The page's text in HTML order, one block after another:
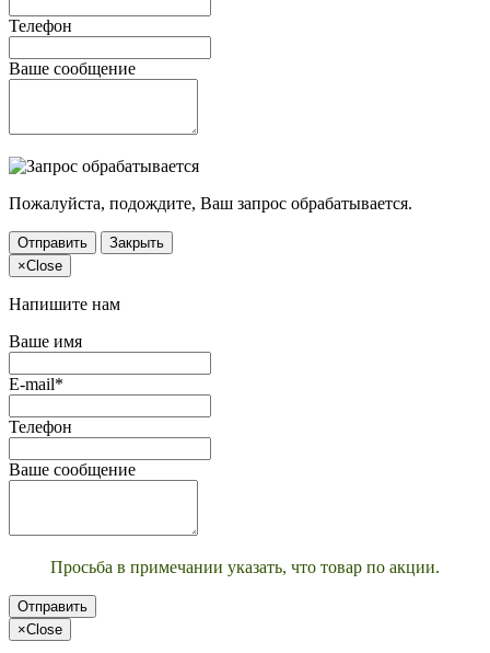
Телефон
Ваше сообщение
Пожалуйста, подождите, Ваш запрос обрабатывается.
Отправить
Закрыть
×Close
Напишите нам
Ваше имя
E-mail*
Телефон
Ваше сообщение
Просьба в примечании указать, что товар по акции.
Отправить
×Close